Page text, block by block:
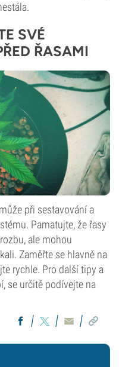
SVÉ
ŘASAMI
při sestavování a
Pamatujte, že řasy
ale mohou
Zaměřte se hlavně na
rychle. Pro další tipy a
se určitě podívejte na